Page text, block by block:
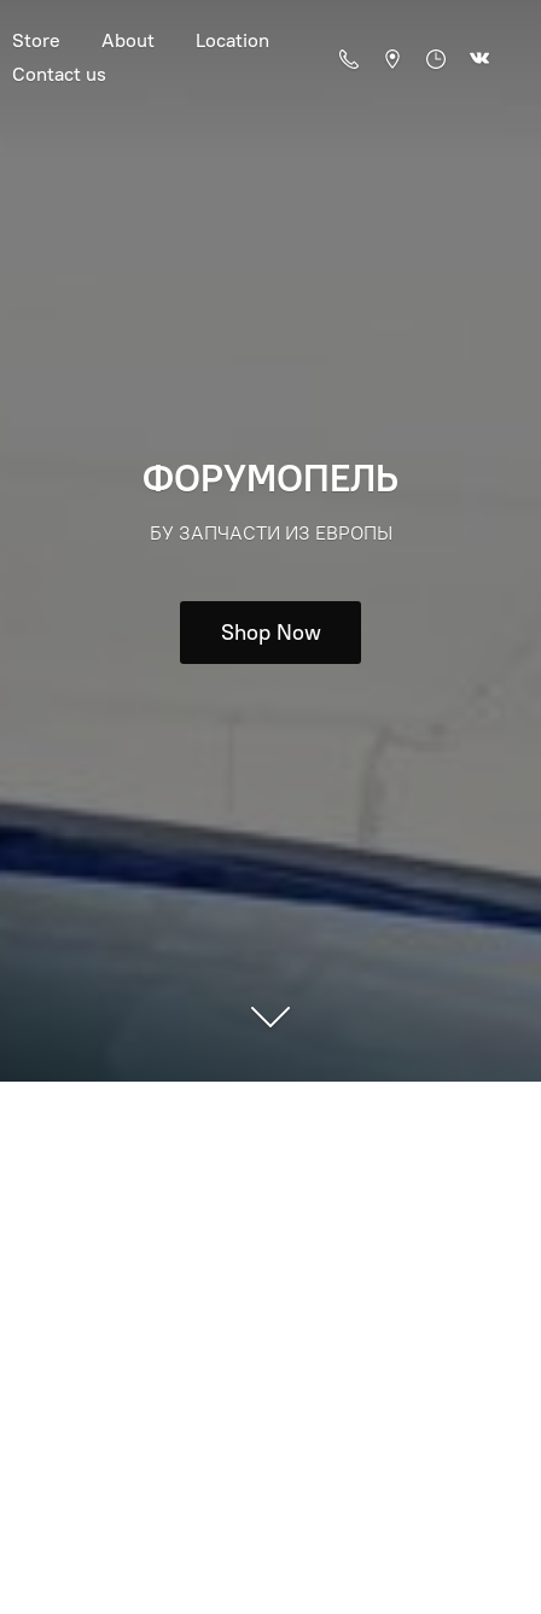
Store About
Location
Contact us
ФОРУМОПЕЛЬ
БУ ЗАПЧАСТИ ИЗ ЕВРОПЫ
Shop Now